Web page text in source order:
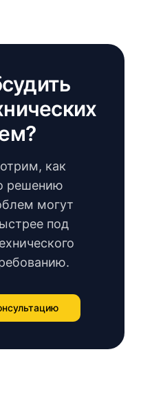
как
решению
могут
под